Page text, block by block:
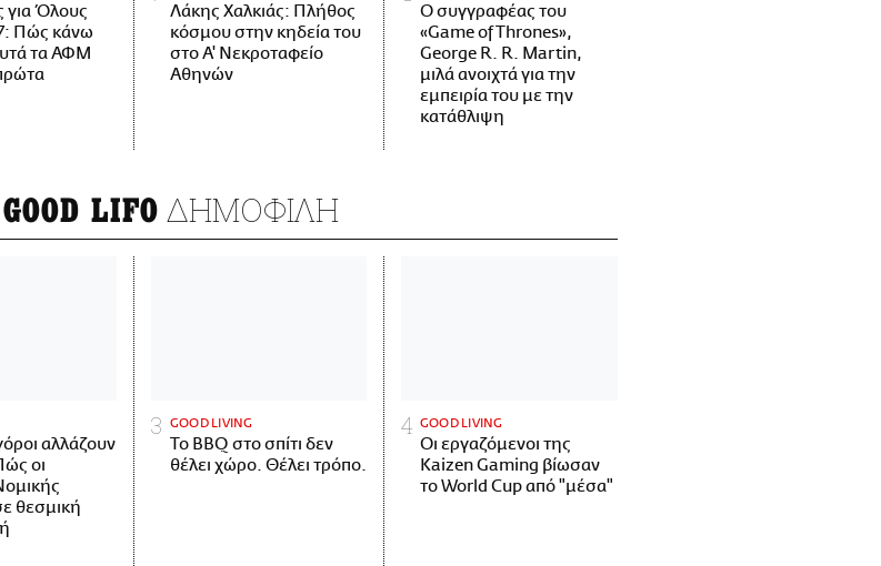
για Όλους
Πώς κάνω
τα ΑΦΜ
Λάκης Χαλκιάς: Πλήθος
κόσμου στην κηδεία του
στο Α' Νεκροταφείο
Αθηνών
Ο συγγραφέας του
«Game of Thrones»,
George R. R. Martin,
μιλά ανοιχτά για την
εμπειρία του με την
κατάθλιψη
LIFO ΔΗΜΟΦΙΛΗ
αλλάζουν
οι
θεσμική
GOOD LIVING
Το BBQ στο σπίτι δεν
θέλει χώρο. Θέλει τρόπο.
GOOD LIVING
Οι εργαζόμενοι της
Kaizen Gaming βίωσαν
το World Cup από "μέσα"